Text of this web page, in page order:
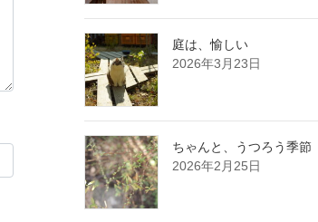
庭は、愉しい
2026年3月23日
ちゃんと、うつろう季節
2026年2月25日